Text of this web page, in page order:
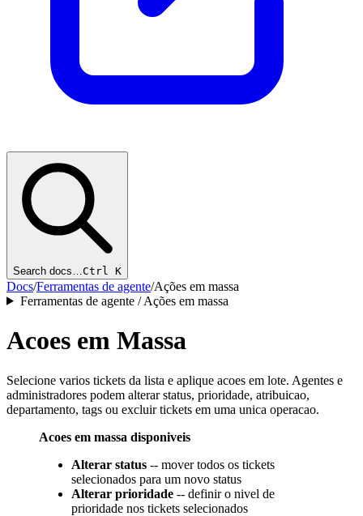
Search docs… Ctrl K
Docs/Ferramentas de agente/Ações em massa
Ferramentas de agente / Ações em massa
Acoes em Massa
Selecione varios tickets da lista e aplique acoes em lote. Agentes e
administradores podem alterar status, prioridade, atribuicao,
departamento, tags ou excluir tickets em uma unica operacao.
Acoes em massa disponiveis
Alterar status -- mover todos os tickets
selecionados para um novo status
Alterar prioridade -- definir o nivel de
prioridade nos tickets selecionados